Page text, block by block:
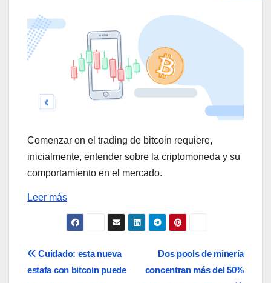
Comenzar en el trading de bitcoin requiere,
inicialmente, entender sobre la criptomoneda y su
comportamiento en el mercado.
Leer más
Navegación
Dos pools de minería
concentran más del 50%
Cuidado: esta nueva
estafa con bitcoin puede